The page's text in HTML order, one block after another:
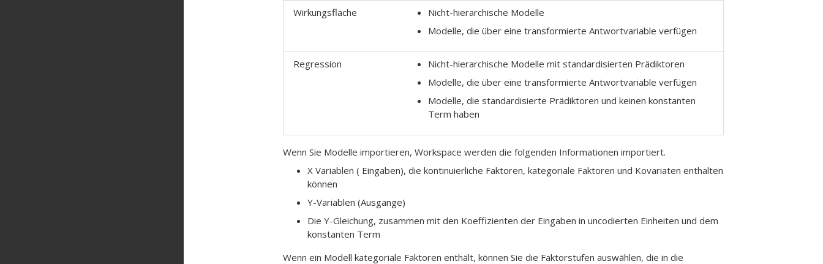
Wirkungsfläche
Nicht-hierarchische Modelle
Modelle, die über eine transformierte Antwortvariable verfügen
Regression
Nicht-hierarchische Modelle mit standardisierten Prädiktoren
Modelle, die über eine transformierte Antwortvariable verfügen
Modelle, die standardisierte Prädiktoren und keinen konstanten
Term haben
Wenn Sie Modelle importieren, Workspace werden die folgenden Informationen importiert.
X Variablen ( Eingaben), die kontinuierliche Faktoren, kategoriale Faktoren und Kovariaten enthalten
können
Y-Variablen (Ausgänge)
Die Y-Gleichung, zusammen mit den Koeffizienten der Eingaben in uncodierten Einheiten und dem
konstanten Term
Wenn ein Modell kategoriale Faktoren enthält, können Sie die Faktorstufen auswählen, die in die